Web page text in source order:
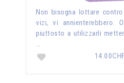
Non bisogna lottare
vizi, vi annienterebbero.
piuttosto a utilizzarli
…